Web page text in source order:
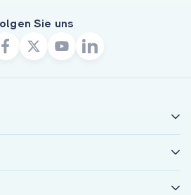
Sie uns